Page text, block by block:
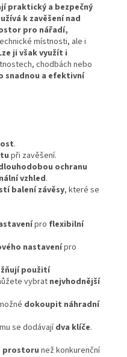
praktický a bezpečný
k zavěšení nad
pro nářadí,
místnosti, ale i
ji však využít i
chodbách nebo
snadnou a efektivní
.
při zavěšení.
ochranu
vzhled.
balení závěsy, které se
pro flexibilní
nastavenípro
použití
vybratnejvhodnější
dokoupit náhradní
se dodávajídva klíče.
prostorunež konkurenční